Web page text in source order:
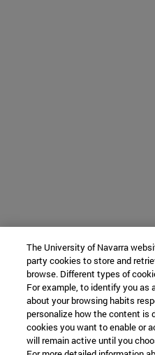
The University of Navarra
party cookies to store and
browse. Different types of
For example, to identify you as
about your browsing habits
personalize how the content is
cookies you want to enable or
will remain active until you